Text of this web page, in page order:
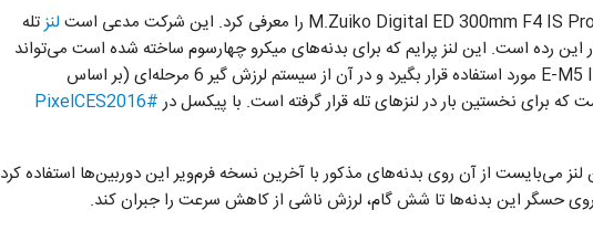
لنزتله
این رده است. این لنز پرایم که برای بدنه‌های میکرو چهارسوم ساخته شده است می‌تواند
برای بدنه‌های سری OM-D E-M1 و E-M5 II مورد استفاده قرار بگیرد و در آن از سیستم لرزش گیر 6 مرحله‌ای (بر اساس
#PixelCES2016
می‌بایست از آن روی بدنه‌های مذکور با آخرین نسخه فرم‌ویر این دوربین‌ها استفاده کرد
روی حسگر این بدنه‌ها تا شش گام، لرزش ناشی از کاهش سرعت را جبران کند.